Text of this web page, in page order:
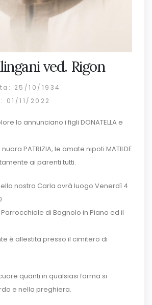
ved. Rigon
25/10/1934
01/11/2022
lo annunciano i figli DONATELLA e
PATRIZIA, le amate nipoti MATILDE
ai parenti tutti.
nostra Carla avrà luogo Venerdì 4
di Bagnolo in Piano ed il
è allestita presso il cimitero di
quanti in qualsiasi forma si
e nella preghiera.